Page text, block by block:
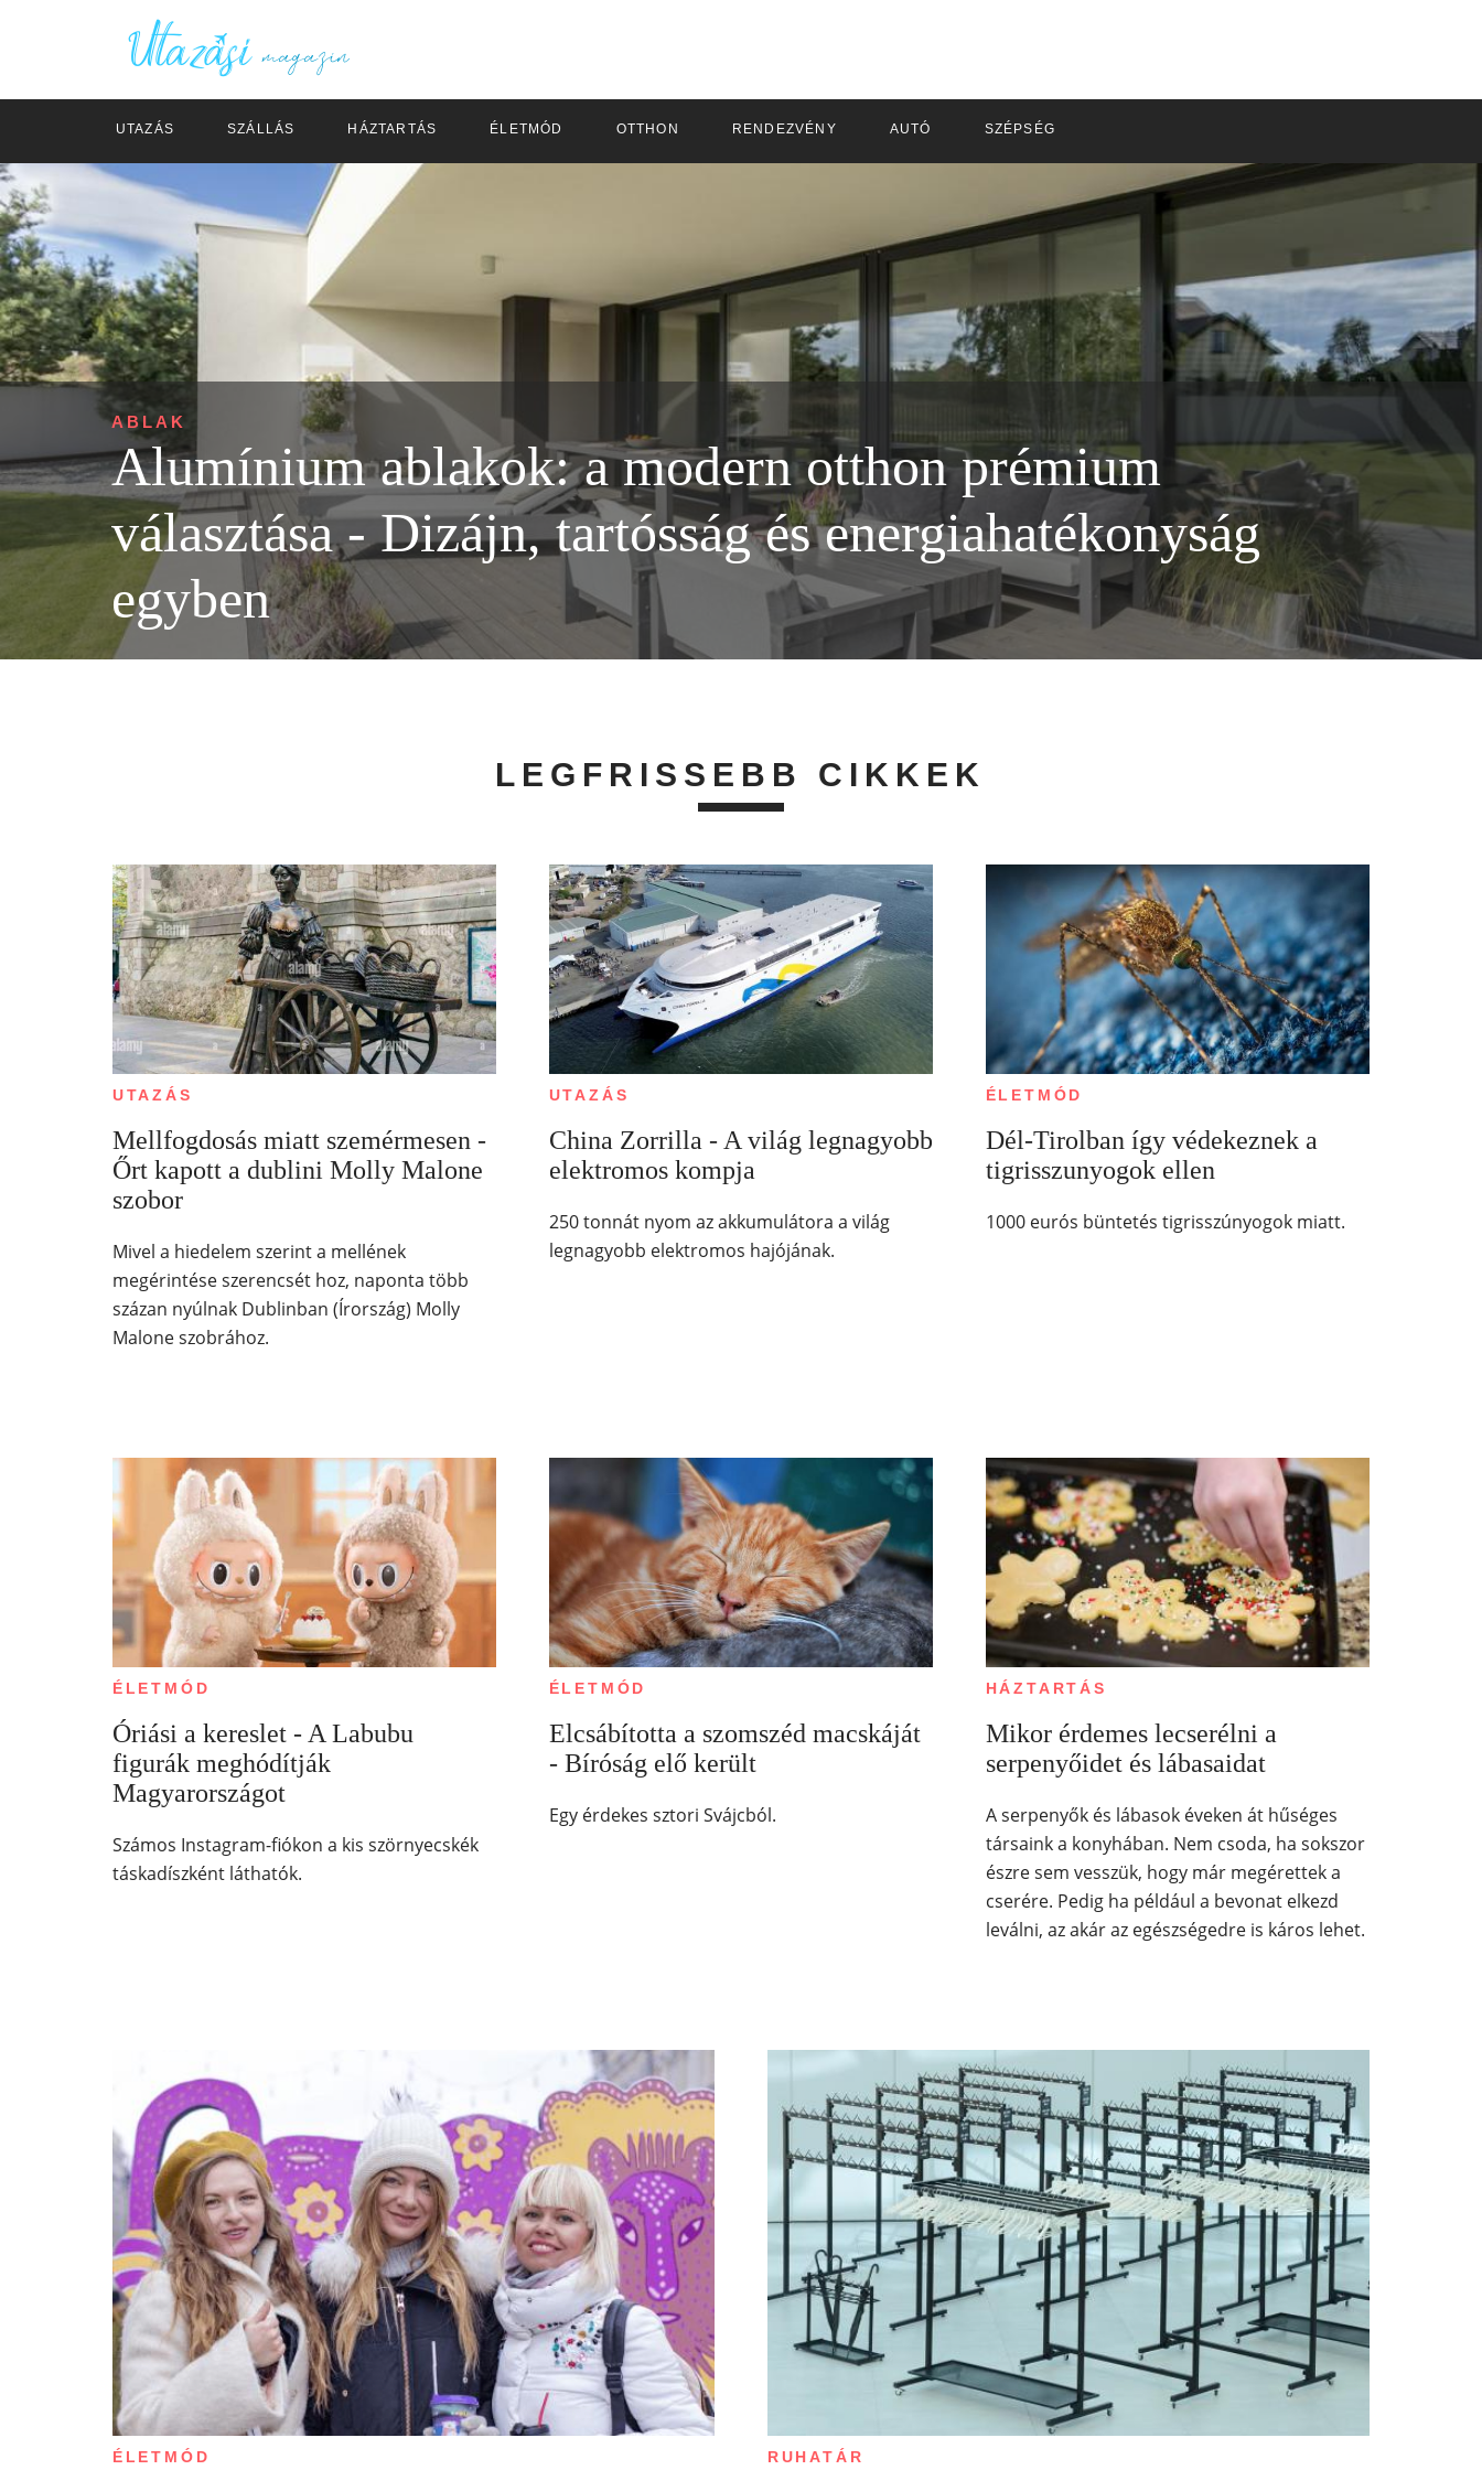
UTAZÁS SZÁLLÁS HÁZTARTÁS ÉLETMÓD OTTHON RENDEZVÉNY AUTÓ SZÉPSÉG
ABLAK
Alumínium ablakok: a modern otthon prémium
választása - Dizájn, tartósság és energiahatékonyság
egyben
LEGFRISSEBB CIKKEK
UTAZÁS
Mellfogdosás miatt szemérmesen -
Őrt kapott a dublini Molly Malone
szobor
Mivel a hiedelem szerint a mellének
megérintése szerencsét hoz, naponta több
százan nyúlnak Dublinban (Írország) Molly
Malone szobrához.
UTAZÁS
China Zorrilla - A világ legnagyobb
elektromos kompja
250 tonnát nyom az akkumulátora a világ
legnagyobb elektromos hajójának.
ÉLETMÓD
Dél-Tirolban így védekeznek a
tigrisszunyogok ellen
1000 eurós büntetés tigrisszúnyogok miatt.
ÉLETMÓD
Óriási a kereslet - A Labubu
figurák meghódítják
Magyarországot
Számos Instagram-fiókon a kis szörnyecskék
táskadíszként láthatók.
ÉLETMÓD
Elcsábította a szomszéd macskáját
- Bíróság elő került
Egy érdekes sztori Svájcból.
HÁZTARTÁS
Mikor érdemes lecserélni a
serpenyőidet és lábasaidat
A serpenyők és lábasok éveken át hűséges
társaink a konyhában. Nem csoda, ha sokszor
észre sem vesszük, hogy már megérettek a
cserére. Pedig ha például a bevonat elkezd
leválni, az akár az egészségedre is káros lehet.
ÉLETMÓD RUHATÁR